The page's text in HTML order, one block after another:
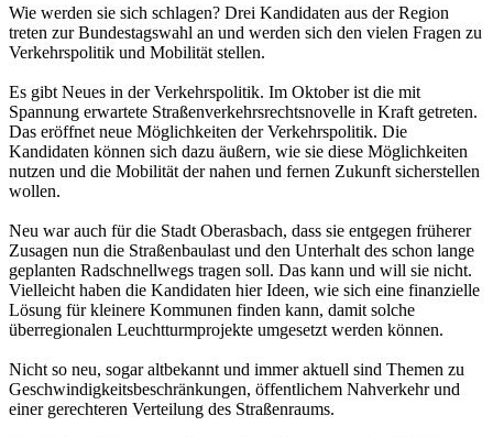
Wie werden sie sich schlagen? Drei Kandidaten aus der Region
treten zur Bundestagswahl an und werden sich den vielen Fragen zu
Verkehrspolitik und Mobilität stellen.
Es gibt Neues in der Verkehrspolitik. Im Oktober ist die mit
Spannung erwartete Straßenverkehrsrechtsnovelle in Kraft getreten.
Das eröffnet neue Möglichkeiten der Verkehrspolitik. Die
Kandidaten können sich dazu äußern, wie sie diese Möglichkeiten
nutzen und die Mobilität der nahen und fernen Zukunft sicherstellen
wollen.
Neu war auch für die Stadt Oberasbach, dass sie entgegen früherer
Zusagen nun die Straßenbaulast und den Unterhalt des schon lange
geplanten Radschnellwegs tragen soll. Das kann und will sie nicht.
Vielleicht haben die Kandidaten hier Ideen, wie sich eine finanzielle
Lösung für kleinere Kommunen finden kann, damit solche
überregionalen Leuchtturmprojekte umgesetzt werden können.
Nicht so neu, sogar altbekannt und immer aktuell sind Themen zu
Geschwindigkeitsbeschränkungen, öffentlichem Nahverkehr und
einer gerechteren Verteilung des Straßenraums.